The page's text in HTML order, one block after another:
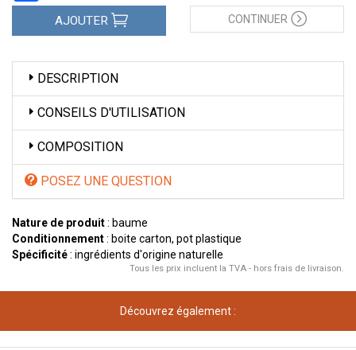
AJOUTER CONTINUER
DESCRIPTION
CONSEILS D'UTILISATION
COMPOSITION
POSEZ UNE QUESTION
Nature de produit: baume
Conditionnement: boite carton, pot plastique
Spécificité: ingrédients d'origine naturelle
Tous les prix incluent la TVA - hors frais de livraison.
Découvrez également :